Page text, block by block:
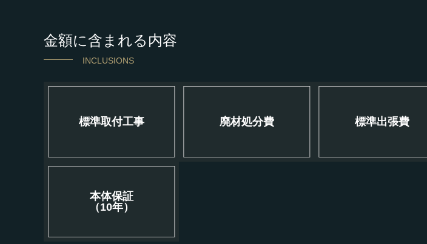
金額に含まれる内容
INCLUSIONS
標準取付工事 廃材処分費 標準出張費
本体保証
（10年）